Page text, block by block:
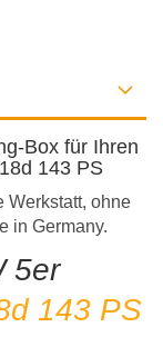
Box für Ihren
143 PS
Werkstatt, ohne
in Germany.
5er
143 PS